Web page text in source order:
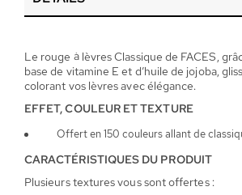
Le rouge à lèvres Classique de FACES,
base de vitamine E et d’huile de jojoba,
colorant vos lèvres avec élégance.
EFFET, COULEUR ET TEXTURE
Offert en 150 couleurs allant de
CARACTÉRISTIQUES DU PRODUIT
Plusieurs textures vous sont offertes :